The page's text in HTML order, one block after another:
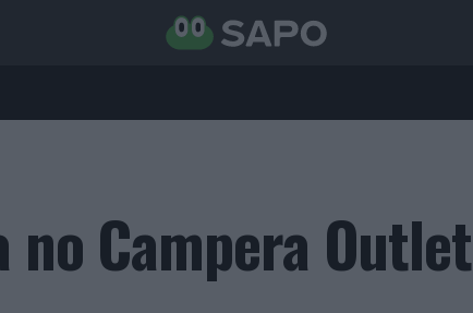
no Campera Outlet